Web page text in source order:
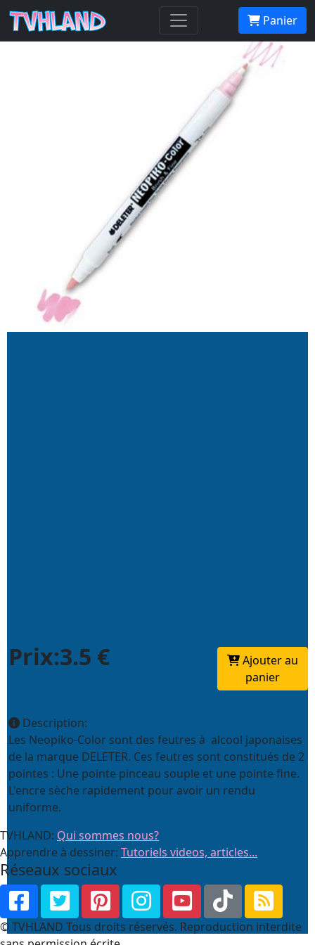
Panier
Neopiko-Color 282 Lapis Luzuli
Prix:3.5 €
Ajouter au
panier
Description:
Les Neopiko-Color sont des feutres à alcool japonaises
de la marque DELETER. Ces feutres sont constitués de 2
pointes : Une pointe pinceau souple et une pointe fine.
L'encre sèche rapidement pour avoir un rendu
uniforme.
TVHLAND: Qui sommes nous?
Apprendre à dessiner: Tutoriels videos, articles...
Réseaux sociaux
© TVHLAND Tous droits réservés. Reproduction interdite